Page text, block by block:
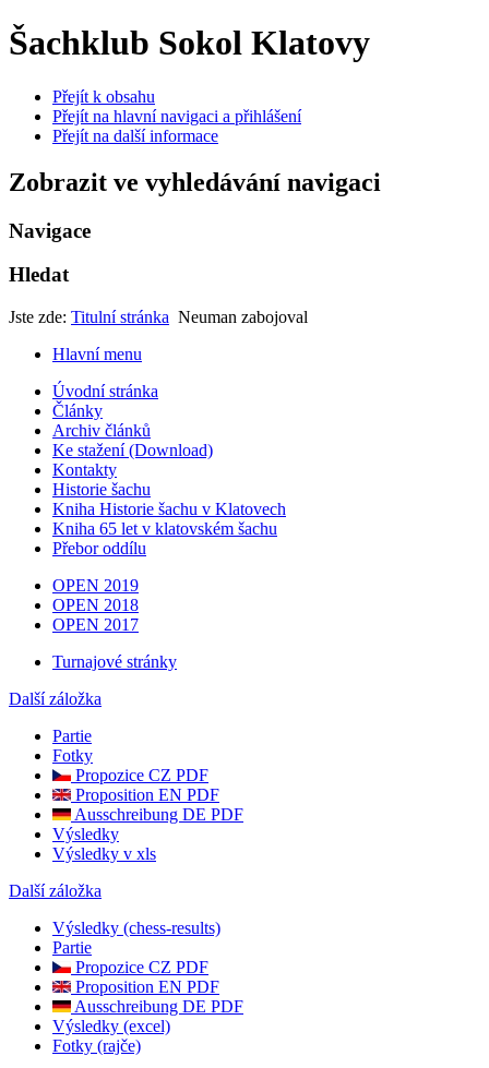
Šachklub Sokol Klatovy
Přejít k obsahu
Přejít na hlavní navigaci a přihlášení
Přejít na další informace
Zobrazit ve vyhledávání navigaci
Navigace
Hledat
Jste zde: Titulní stránka Neuman zabojoval
Hlavní menu
Úvodní stránka
Články
Archiv článků
Ke stažení (Download)
Kontakty
Historie šachu
Kniha Historie šachu v Klatovech
Kniha 65 let v klatovském šachu
Přebor oddílu
OPEN 2019
OPEN 2018
OPEN 2017
Turnajové stránky
Další záložka
Partie
Fotky
Propozice CZ PDF
Proposition EN PDF
Ausschreibung DE PDF
Výsledky
Výsledky v xls
Další záložka
Výsledky (chess-results)
Partie
Propozice CZ PDF
Proposition EN PDF
Ausschreibung DE PDF
Výsledky (excel)
Fotky (rajče)